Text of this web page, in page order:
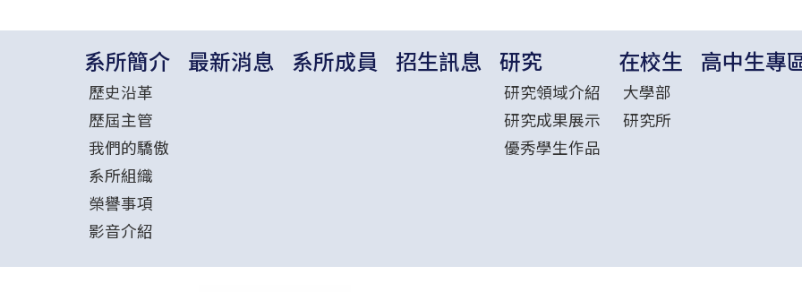
系所簡介
歷史沿革
歷屆主管
我們的驕傲
系所組織
榮譽事項
影音介紹
最新消息 系所成員 招生訊息 研究
研究領域介紹
研究成果展示
優秀學生作品
在校生
大學部
研究所
高中生專